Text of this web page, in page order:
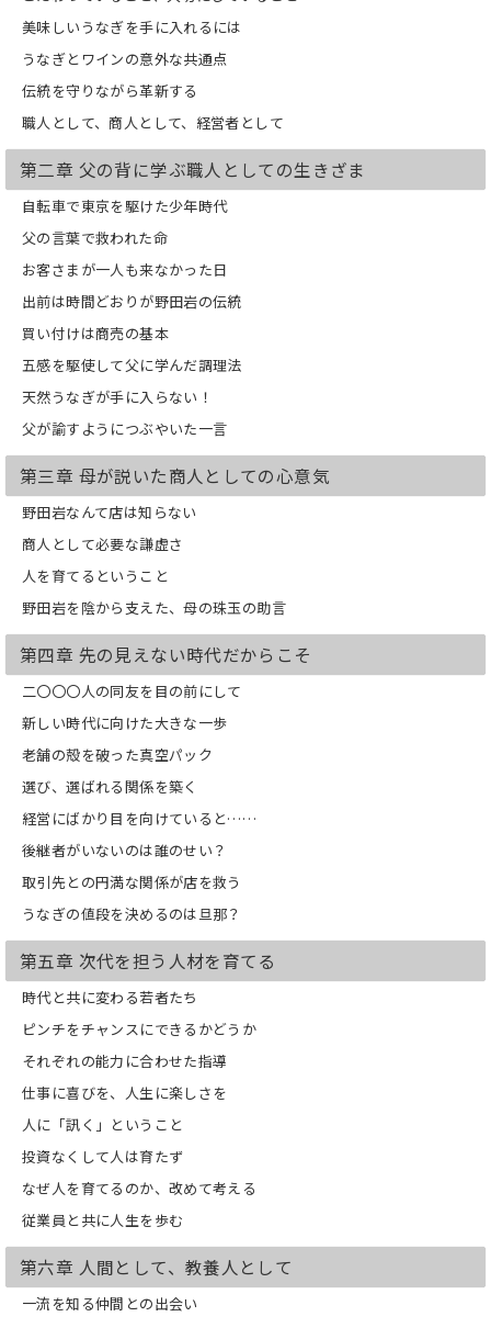
職人気質の父、接客上手な母、苦楽を共
現代に必要な人材育成のすべてがここに
第1章 頑固なまでにこだわって
第2章 父の背に学ぶ職人としての生きざ
ま
第3章 母が説いた商人としての心意気
第6章 人間として、教養人として
（※本書は2010年6月25日に発売し、
2021年7月9日に電子化をしました）
美味しいうなぎを手に入れるには
うなぎとワインの意外な共通点
伝統を守りながら革新する
職人として、商人として、経営者として
第二章 父の背に学ぶ職人としての生きざま
自転車で東京を駆けた少年時代
父の言葉で救われた命
お客さまが一人も来なかった日
出前は時間どおりが野田岩の伝統
買い付けは商売の基本
五感を駆使して父に学んだ調理法
天然うなぎが手に入らない！
父が諭すようにつぶやいた一言
第三章 母が説いた商人としての心意気
野田岩なんて店は知らない
商人として必要な謙虚さ
人を育てるということ
野田岩を陰から支えた、母の珠玉の助言
第四章 先の見えない時代だからこそ
二〇〇〇人の同友を目の前にして
新しい時代に向けた大きな一歩
老舗の殻を破った真空パック
選び、選ばれる関係を築く
経営にばかり目を向けていると……
後継者がいないのは誰のせい？
取引先との円満な関係が店を救う
うなぎの値段を決めるのは旦那？
第五章 次代を担う人材を育てる
時代と共に変わる若者たち
ピンチをチャンスにできるかどうか
それぞれの能力に合わせた指導
仕事に喜びを、人生に楽しさを
人に「訊く」ということ
投資なくして人は育たず
なぜ人を育てるのか、改めて考える
従業員と共に人生を歩む
第六章 人間として、教養人として
一流を知る仲間との出会い